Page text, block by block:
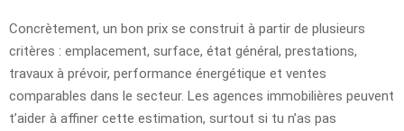
Concrètement, un bon prix se construit à partir de plusieurs
critères : emplacement, surface, état général, prestations,
travaux à prévoir, performance énergétique et ventes
comparables dans le secteur. Les agences immobilières peuvent
t’aider à affiner cette estimation, surtout si tu n’as pas